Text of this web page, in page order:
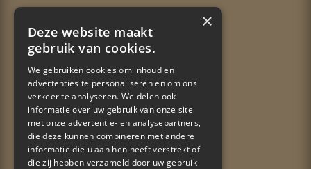
Keun: micro-brewery in Ronse/Renaix
De Ijsmolenhoeve – adventure for kids
City Golf in Ronse/Renaix
CONTACT
Tel:+32 (0)499 34 13 99(Sofie)
×
Deze website maakt
gebruik van cookies.
We gebruiken cookies om inhoud en
advertenties te personaliseren en om ons
verkeer te analyseren. We delen ook
informatie over uw gebruik van onze site
met onze advertentie- en analysepartners,
die deze kunnen combineren met andere
informatie die u aan hen heeft verstrekt of
die zij hebben verzameld door uw gebruik